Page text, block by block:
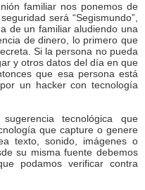
familiar nos ponemos de
será “Segismundo”,
de un familiar aludiendo una
de dinero, lo primero que
Si la persona no pueda
y otros datos del día en que
que esa persona está
un hacker con tecnología
tecnológica que
que capture o genere
texto, sonido, imágenes o
su misma fuente debemos
podamos verificar contra